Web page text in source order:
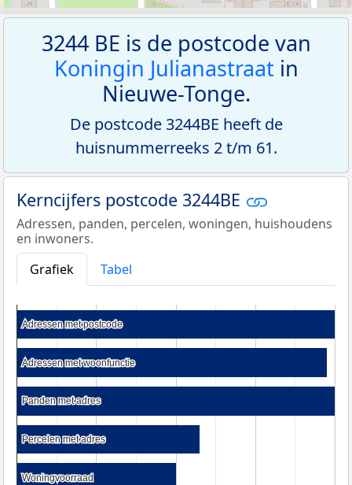
3244 BE is de postcode van
Koningin Julianastraatin
Nieuwe-Tonge.
De postcode 3244BE heeft de
huisnummerreeks 2 t/m 61.
Kerncijfers postcode 3244BE
Adressen, panden, percelen, woningen, huishoudens
en inwoners.
Grafiek
Tabel
Adressen met postcode
Adressen met postcode
Adressen met woonfunctie
Adressen met woonfunctie
Panden met adres
Panden met adres
Percelen met adres
Percelen met adres
Woningvoorraad
Woningvoorraad